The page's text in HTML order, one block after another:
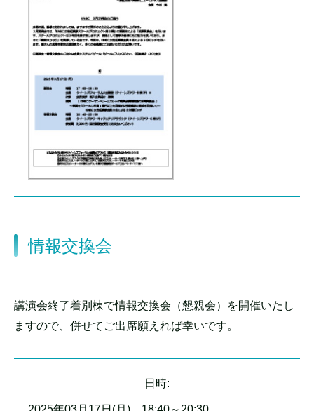
情報交換会
講演会終了着別棟で情報交換会（懇親会）を開催いたし
ますので、併せてご出席願えれば幸いです。
日時: